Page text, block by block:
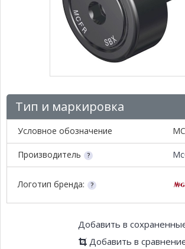
Тип и маркировка
Условное обозначение
Производитель
Логотип бренда:
Добавить в
Добавить в